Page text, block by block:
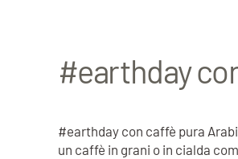
#earthday
#earthday con caffè pura
un caffè in grani o in cialda